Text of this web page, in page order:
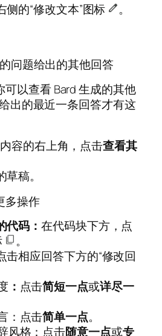
侧的“修改文本”图标
。
问题给出的其他回答
以查看 Bard 生成的其他
出的最近一条回答才有这
容的右上角，点击查看其
稿。
多操作
代码：在代码块下方，点
。
击相应回答下方的“修改回
： 点击简短一点或详尽一
：点击简单一点。
风格：点击随意一点或专